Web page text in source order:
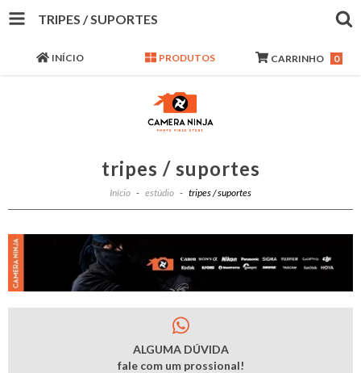
TRIPES / SUPORTES
INÍCIO PRODUTOS CARRINHO 0
tripes / suportes
Início - estúdio - tripes / suportes
ALGUMA DÚVIDA
fale com um prossional!